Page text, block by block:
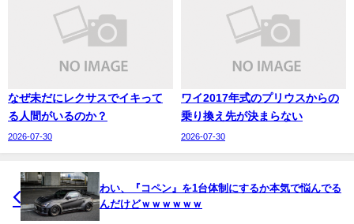
なぜ未だにレクサスでイキって
る人間がいるのか？
2026-07-30
ワイ2017年式のプリウスからの
乗り換え先が決まらない
2026-07-30
わい、『コペン』を1台体制にするか本気で悩んでる
んだけどｗｗｗｗｗｗ